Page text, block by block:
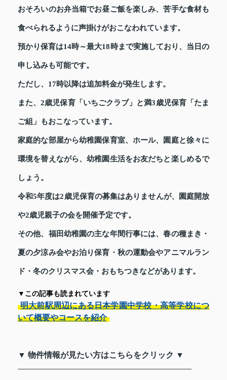
おそろいのお弁当箱でお昼ご飯を楽しみ、苦手な食材も
食べられるように声掛けがおこなわれています。
預かり保育は14時～最大18時まで実施しており、当日の
申し込みも可能です。
ただし、17時以降は追加料金が発生します。
また、2歳児保育「いちごクラブ」と満3歳児保育「たま
ご組」もおこなっています。
家庭的な部屋から幼稚園保育室、ホール、園庭と徐々に
環境を替えながら、幼稚園生活をお友だちと楽しめるで
しょう。
令和5年度は2歳児保育の募集はありませんが、園庭開放
や2歳児親子の会を開催予定です。
その他、福田幼稚園の主な年間行事には、春の種まき・
夏の夕涼み会やお泊り保育・秋の運動会やアニマルラン
ド・冬のクリスマス会・おもちつきなどがあります。
▼この記事も読まれています
明大前駅周辺にある日本学園中学校・高等学校につ
いて概要やコースを紹介
▼ 物件情報が見たい方はこちらをクリック ▼